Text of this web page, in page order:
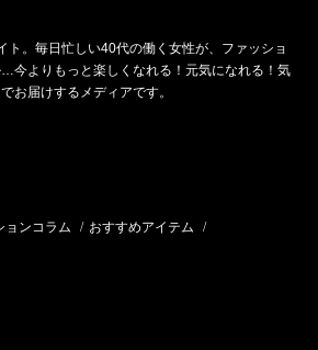
ト。毎日忙しい40代の働く女性が、ファッショ
今よりもっと楽しくなれる！元気になれる！気
お届けするメディアです。
ョンコラム / おすすめアイテム /